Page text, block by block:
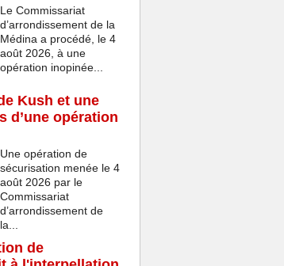
Le Commissariat
d’arrondissement de la
Médina a procédé, le 4
août 2026, à une
opération inopinée...
Kush et une
d’une opération
Une opération de
sécurisation menée le 4
août 2026 par le
Commissariat
d’arrondissement de
la...
de